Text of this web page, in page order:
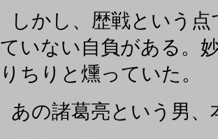
しかし、歴戦という
ていない自負がある。
りちりと燻っていた。
あの諸葛亮という男